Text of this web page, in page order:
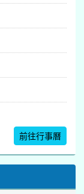
前往行事曆